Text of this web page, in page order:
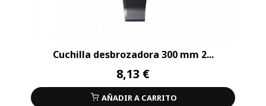
Cuchilla desbrozadora 300 mm 2...
8,13 €
AÑADIR A CARRITO